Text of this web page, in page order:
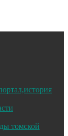
томской